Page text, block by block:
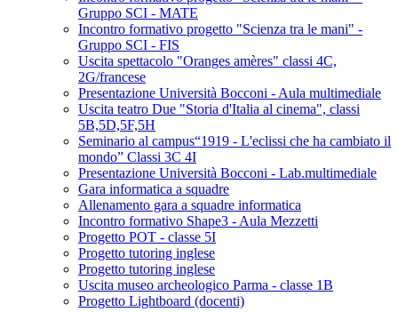
Gruppo SCI - MATE
Incontro formativo progetto "Scienza tra le mani" -
Gruppo SCI - FIS
Uscita spettacolo "Oranges amères" classi 4C,
2G/francese
Presentazione Università Bocconi - Aula multimediale
Uscita teatro Due "Storia d'Italia al cinema", classi
5B,5D,5F,5H
Seminario al campus“1919 - L'eclissi che ha cambiato il
mondo” Classi 3C 4I
Presentazione Università Bocconi - Lab.multimediale
Gara informatica a squadre
Allenamento gara a squadre informatica
Incontro formativo Shape3 - Aula Mezzetti
Progetto POT - classe 5I
Progetto tutoring inglese
Progetto tutoring inglese
Uscita museo archeologico Parma - classe 1B
Progetto Lightboard (docenti)